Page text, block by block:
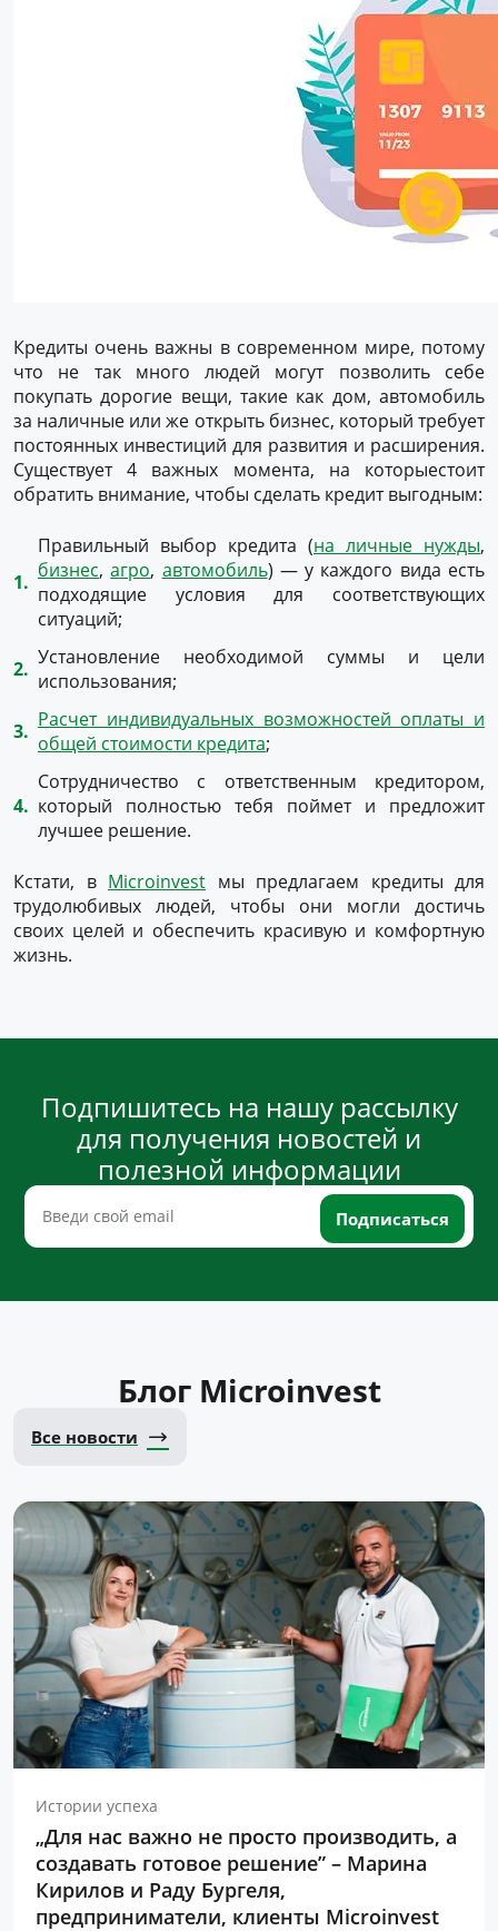
Кредиты очень важны в современном мире, потому
что не так много людей могут позволить себе
покупать дорогие вещи, такие как дом, автомобиль
за наличные или же открыть бизнес, который требует
постоянных инвестиций для развития и расширения.
Существует 4 важных момента, на которыестоит
обратить внимание, чтобы сделать кредит выгодным:
Правильный выбор кредита (на личные нужды,
бизнес,агро, автомобиль) — у каждого вида есть
подходящие условия для соответствующих
ситуаций;
Установление необходимой суммы и цели
использования;
Расчет индивидуальных возможностей оплаты и
общей стоимости кредита;
Сотрудничество с ответственным кредитором,
который полностью тебя поймет и предложит
лучшее решение.
Кстати, в Microinvest мы предлагаем кредиты для
трудолюбивых людей, чтобы они могли достичь
своих целей и обеспечить красивую и комфортную
жизнь.
Подпишитесь на нашу рассылку
для получения новостей и
полезной информации
Блог Microinvest
Все новости
Истории успеха
„Для нас важно не просто производить, а
создавать готовое решение” – Марина
Кирилов и Раду Бургеля,
предприниматели, клиенты Microinvest